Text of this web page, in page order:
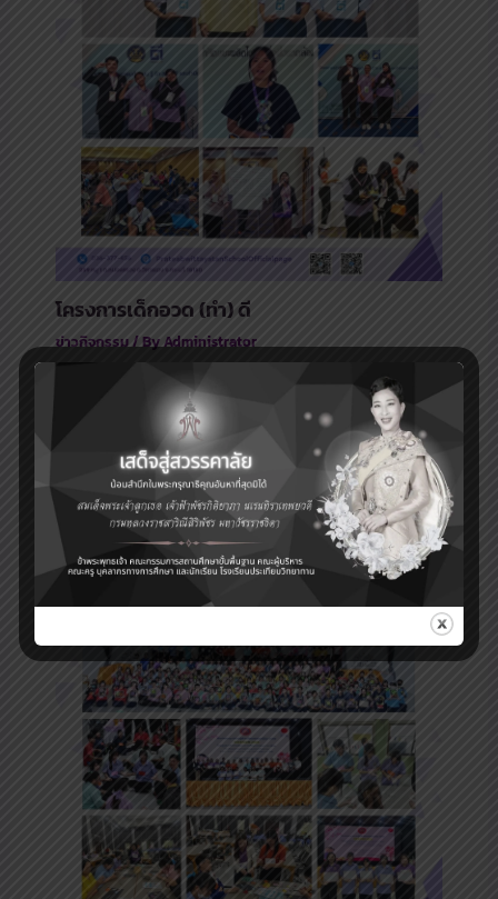
โครงการเด็กอวด (ทำ) ดี
ข่าวกิจกรรม/ By Administrator